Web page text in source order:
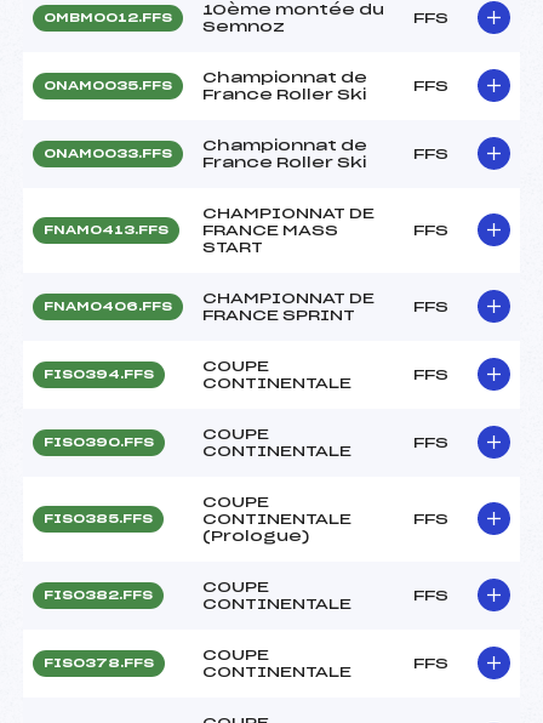
OMBM0012.FFS
10ème montée du
Semnoz
FFS
ONAM0035.FFS
Championnat de
France Roller Ski
FFS
ONAM0033.FFS
Championnat de
France Roller Ski
FFS
FNAM0413.FFS
CHAMPIONNAT DE
FRANCE MASS
START
FFS
FNAM0406.FFS
CHAMPIONNAT DE
FRANCE SPRINT
FFS
FIS0394.FFS
COUPE
CONTINENTALE
FFS
FIS0390.FFS
COUPE
CONTINENTALE
FFS
FIS0385.FFS
COUPE
CONTINENTALE
(Prologue)
FFS
FIS0382.FFS
COUPE
CONTINENTALE
FFS
FIS0378.FFS
COUPE
CONTINENTALE
FFS